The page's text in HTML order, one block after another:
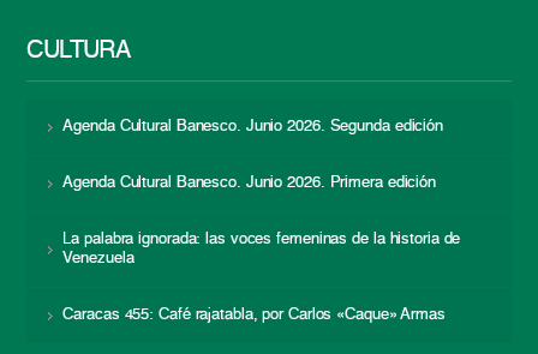
CULTURA
Agenda Cultural Banesco. Junio 2026. Segunda edición
Agenda Cultural Banesco. Junio 2026. Primera edición
La palabra ignorada: las voces femeninas de la historia de
Venezuela
Caracas 455: Café rajatabla, por Carlos «Caque» Armas